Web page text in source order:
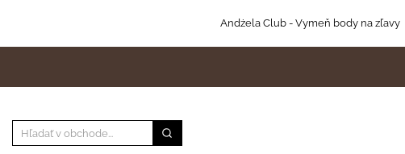
Andżela Club- Vymeň body na zľavy